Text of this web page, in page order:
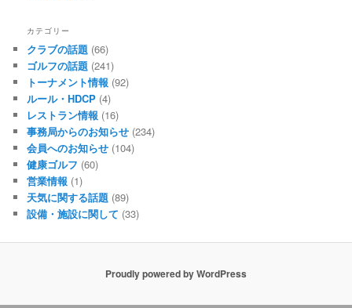
カテゴリー
クラブの話題 (66)
ゴルフの話題 (241)
トーナメント情報 (92)
ルール・HDCP (4)
レストラン情報 (16)
事務局からのお知らせ (234)
会員へのお知らせ (104)
健康ゴルフ (60)
営業情報 (1)
天気に関する話題 (89)
設備・施設に関して (33)
Proudly powered by WordPress